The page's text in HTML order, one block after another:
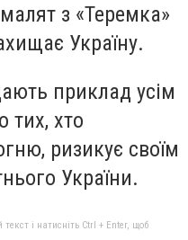
з «Теремка»
Україну.
приклад усім
тих, хто
ризикує своїм
України.
і натисніть Ctrl + Enter, щоб